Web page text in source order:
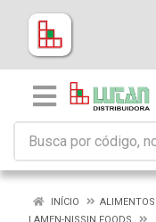
INÍCIO
ALIMENTOS